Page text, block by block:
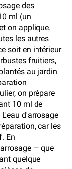
des
ml (un
on applique.
les autres
soit en intérieur
fruitiers,
au jardin
on prépare
10 ml de
d'arrosage
car les
En
— que
quelque